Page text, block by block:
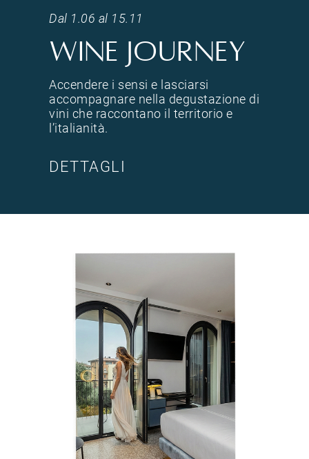
Dal 1.06 al 15.11
Wine Journey
Accendere i sensi e lasciarsi
accompagnare nella degustazione di
vini che raccontano il territorio e
l’italianità.
DETTAGLI